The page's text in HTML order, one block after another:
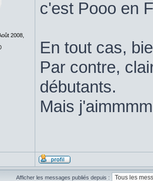
2008,
c'est Pooo en
En tout cas,
Par contre,
débutants.
Mais
Afficher les messages publiés depuis :